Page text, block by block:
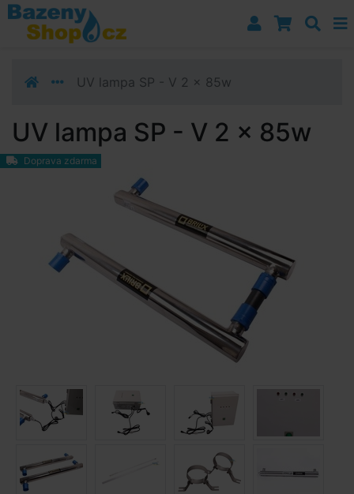
Přejít k navigaci
Přejít na obsah
Přejít k postrannímu sloupci
UV lampa SP - V 2 x 85w
UV lampa SP - V 2 x 85w
Doprava zdarma